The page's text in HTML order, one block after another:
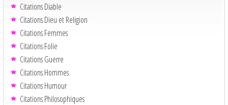
Citations Diable
Citations Dieu et Religion
Citations Femmes
Citations Folie
Citations Guerre
Citations Hommes
Citations Humour
Citations Philosophiques